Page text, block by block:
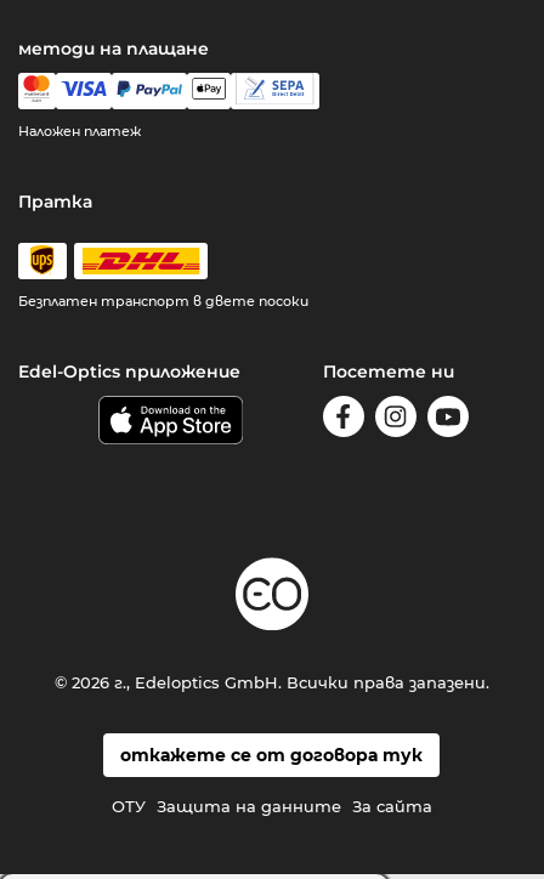
методи на плащане
Наложен платеж
Пратка
Безплатен транспорт в двете посоки
Edel-Optics приложение Посетете ни
откажете се от договора тук
ОТУ Защита на данните За сайта
© 2026 г., Edeloptics GmbH. Всички права запазени.